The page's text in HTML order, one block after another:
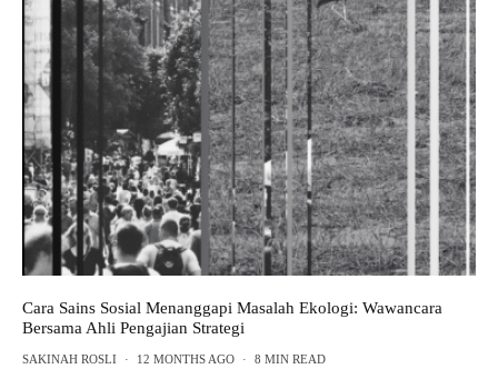
Cara Sains Sosial Menanggapi Masalah Ekologi: Wawancara
Bersama Ahli Pengajian Strategi
SAKINAH ROSLI · 12 MONTHS AGO · 8 MIN READ